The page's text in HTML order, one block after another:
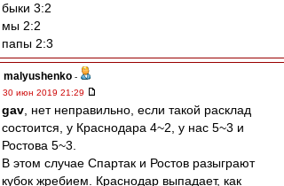
быки 3:2
мы 2:2
папы 2:3
malyushenko -
30 июн 2019 21:29
gav , нет неправильно, если такой расклад
состоится, у Краснодара 4~2, у нас 5~3 и
Ростова 5~3.
В этом случае Спартак и Ростов разыграют
кубок жребием. Краснодар выпадает, как